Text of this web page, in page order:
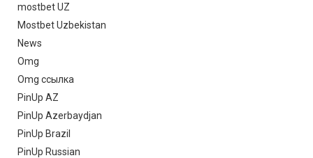
mostbet UZ
Mostbet Uzbekistan
News
Omg
Omg ссылка
PinUp AZ
PinUp Azerbaydjan
PinUp Brazil
PinUp Russian